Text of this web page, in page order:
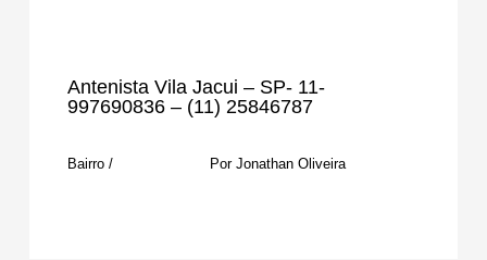
Antenista Vila Jacui – SP- 11-
997690836 – (11) 25846787
Bairro/ Por Jonathan Oliveira